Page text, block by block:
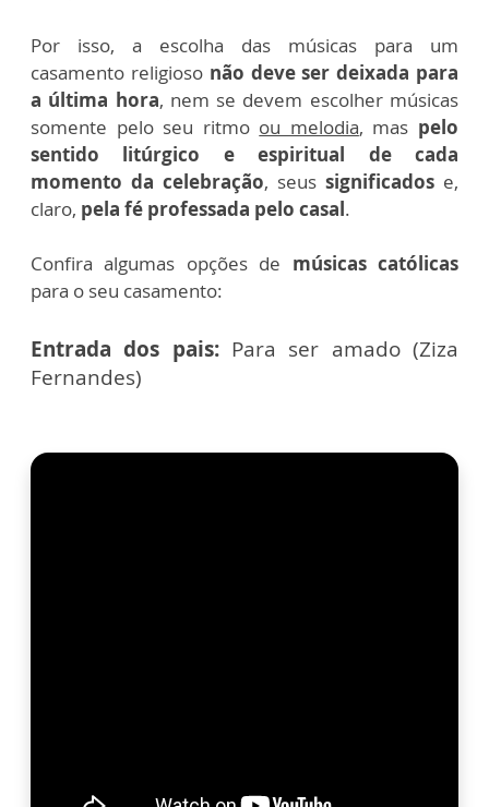
Por isso, a escolha das músicas para um
casamento religioso não deve ser deixada para
a última hora, nem se devem escolher músicas
somente pelo seu ritmo ou melodia, mas pelo
sentido litúrgico e espiritual de cada
momento da celebração, seus significados e,
claro, pela fé professada pelo casal.
Confira algumas opções de músicas católicas
para o seu casamento:
Entrada dos pais:Para ser amado (Ziza
Fernandes)